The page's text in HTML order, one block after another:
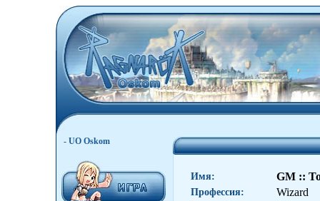
- UO Oskom
Имя: GM ::
Профессия: Wizard